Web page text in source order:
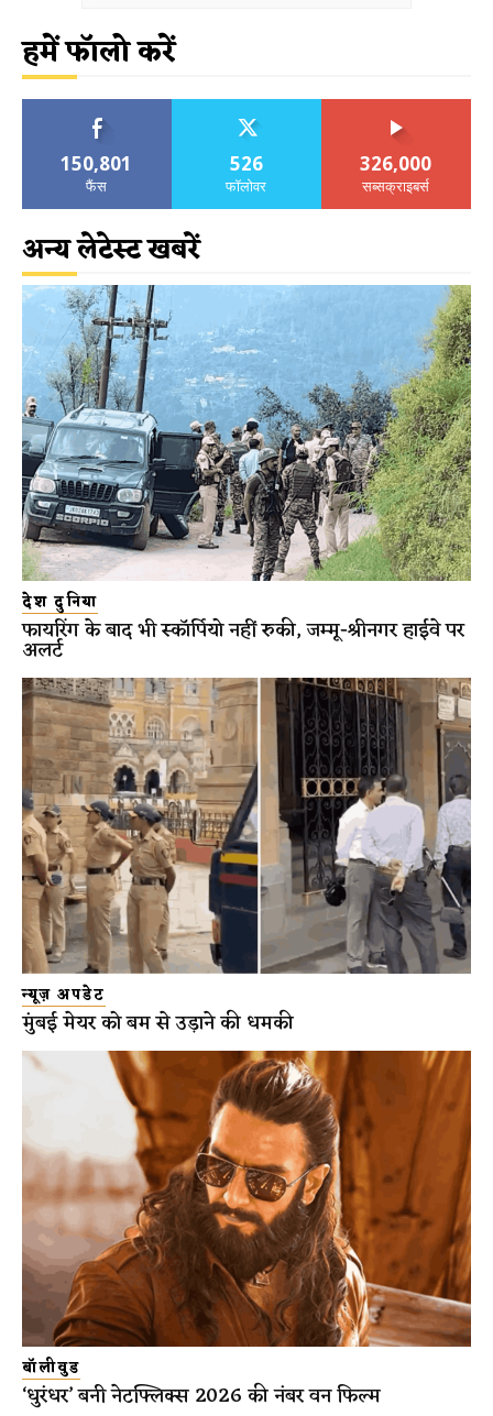
हमें फॉलो करें
150,801
फैंस
526
फॉलोवर
326,000
सब्सक्राइबर्स
अन्य लेटेस्ट खबरें
देश दुनिया
फायरिंग के बाद भी स्कॉर्पियो नहीं रुकी, जम्मू-श्रीनगर हाईवे पर
अलर्ट
न्यूज़ अपडेट
मुंबई मेयर को बम से उड़ाने की धमकी
बॉलीवुड
‘धुरंधर’ बनी नेटफ्लिक्स 2026 की नंबर वन फिल्म